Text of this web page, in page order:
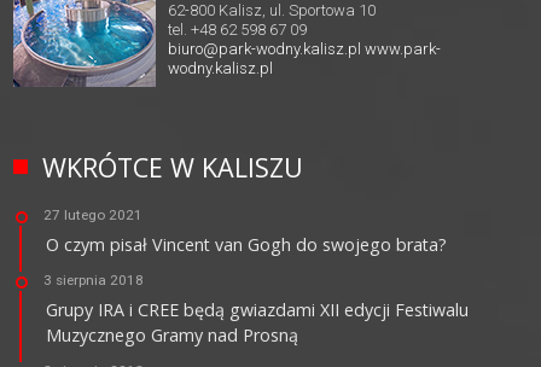
62-800 Kalisz, ul. Sportowa 10
tel. +48 62 598 67 09
biuro@park-wodny.kalisz.pl www.park-
wodny.kalisz.pl
WKRÓTCE W KALISZU
27 lutego 2021
O czym pisał Vincent van Gogh do swojego brata?
3 sierpnia 2018
Grupy IRA i CREE będą gwiazdami XII edycji Festiwalu
Muzycznego Gramy nad Prosną